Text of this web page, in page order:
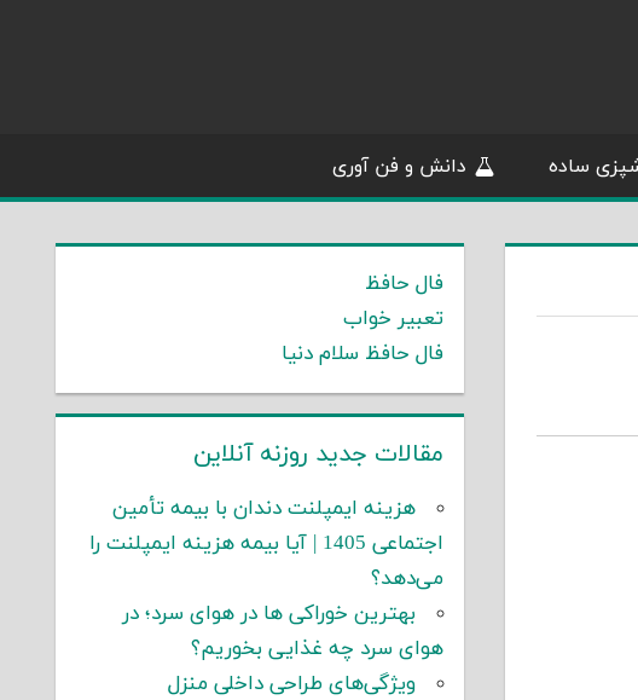
ساده دانش و فن آوری
فال حافظ
تعبیر خواب
فال حافظ سلام دنیا
مقالات جدید روزنه آنلاین
هزینه ایمپلنت دندان با بیمه تأمین
اجتماعی 1405 | آیا بیمه هزینه ایمپلنت را
می‌دهد؟
بهترین خوراکی ها در هوای سرد؛ در
هوای سرد چه غذایی بخوریم؟
ویژگی‌های طراحی داخلی منزل